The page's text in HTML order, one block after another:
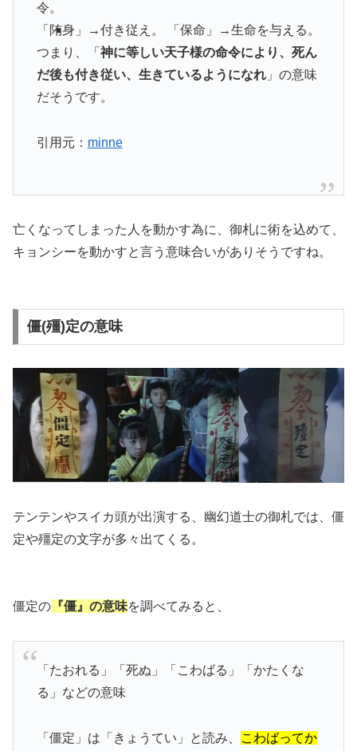
令。
「陏身」→付き従え。 「保命」→生命を与える。
つまり、「 神に等しい天子様の命令により、死ん
だ後も付き従い、生きているようになれ」の意味
だそうです。
引用元： minne
亡くなってしまった人を動かす為に、御札に術を込めて、
キョンシーを動かすと言う意味合いがありそうですね。
僵(殭)定の意味
テンテンやスイカ頭が出演する、幽幻道士の御札では、僵
定や殭定の文字が多々出てくる。
僵定の 『僵』の意味を調べてみると、
「たおれる」「死ぬ」「こわばる」「かたくな
る」などの意味
「僵定」は「きょうてい」と読み、 こわばってか